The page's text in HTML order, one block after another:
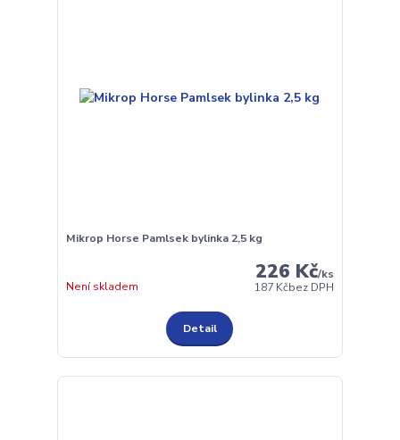
Mikrop Horse Pamlsek bylinka 2,5 kg
226 Kč/ks
187 Kčbez DPH
Není skladem
Detail